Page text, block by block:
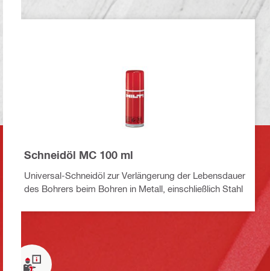
Schneidöl MC 100 ml
Universal-Schneidöl zur Verlängerung der Lebensdauer
des Bohrers beim Bohren in Metall, einschließlich Stahl